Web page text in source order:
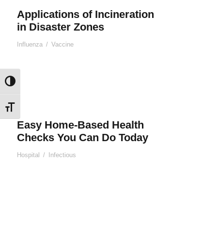
Εναλλαγή Υψηλής Αντίθεσης
Εναλλαγή Μεγέθους Γραμμάτων
Applications of Incineration
in Disaster Zones
Influenza / Vaccine
Easy Home-Based Health
Checks You Can Do Today
Hospital / Infectious